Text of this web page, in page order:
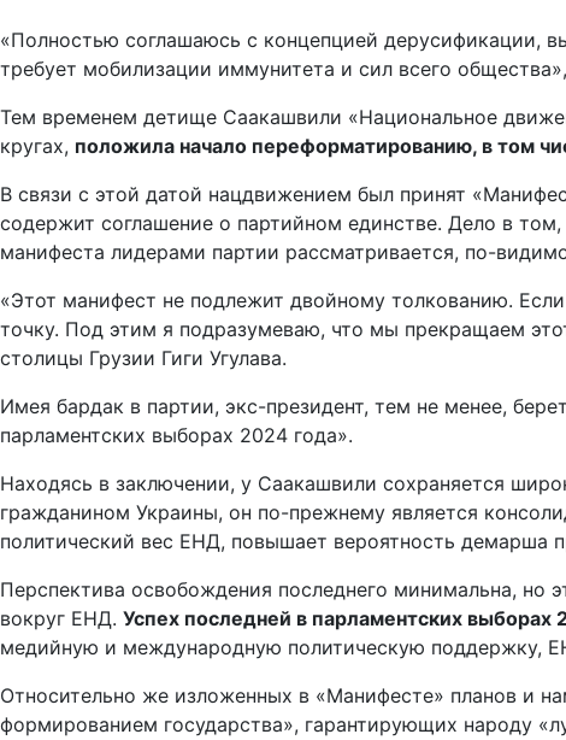
«Полностью соглашаюсь с концепцией дерусификации,
требует мобилизации иммунитета и сил всего
Тем временем детище Саакашвили «Национальное
кругах, положила начало переформатированию, в том
В связи с этой датой нацдвижением был принят
содержит соглашение о партийном единстве. Дело в
манифеста лидерами партии рассматривается, по-
«Этот манифест не подлежит двойному толкованию.
точку. Под этим я подразумеваю, что мы прекращаем
столицы Грузии Гиги Угулава.
Имея бардак в партии, экс-президент, тем не менее,
парламентских выборах 2024 года».
Находясь в заключении, у Саакашвили сохраняется
гражданином Украины, он по-прежнему является
политический вес ЕНД, повышает вероятность
Перспектива освобождения последнего минимальна, но
вокруг ЕНД. Успех последней в парламентских выборах
медийную и международную политическую поддержку,
Относительно же изложенных в «Манифесте» планов и
формированием государства», гарантирующих народу